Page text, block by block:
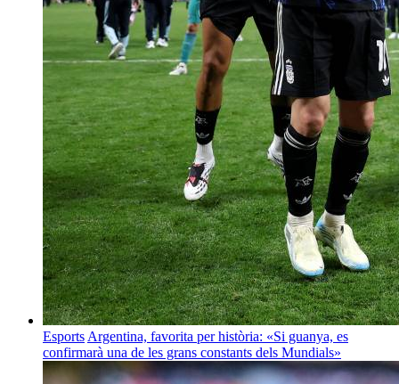
Esports Argentina, favorita per història: «Si guanya, es
confirmarà una de les grans constants dels Mundials»